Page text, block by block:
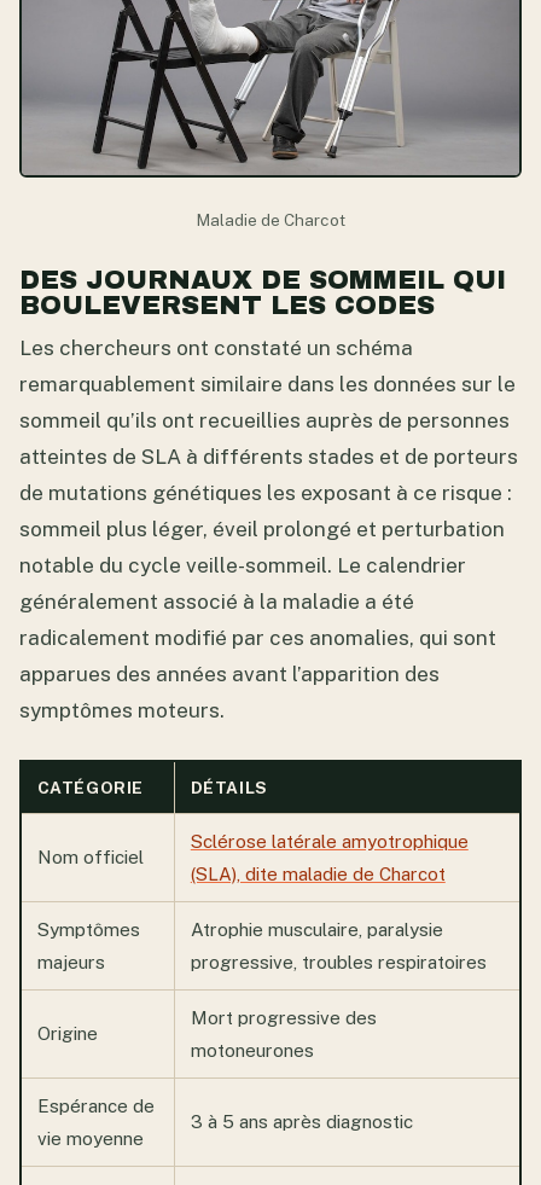
Maladie de Charcot
DES JOURNAUX DE SOMMEIL QUI
BOULEVERSENT LES CODES
Les chercheurs ont constaté un schéma
remarquablement similaire dans les données sur le
sommeil qu’ils ont recueillies auprès de personnes
atteintes de SLA à différents stades et de porteurs
de mutations génétiques les exposant à ce risque :
sommeil plus léger, éveil prolongé et perturbation
notable du cycle veille-sommeil. Le calendrier
généralement associé à la maladie a été
radicalement modifié par ces anomalies, qui sont
apparues des années avant l’apparition des
symptômes moteurs.
CATÉGORIE DÉTAILS
Nom officiel
Sclérose latérale amyotrophique
(SLA), dite maladie de Charcot
Symptômes
majeurs
Atrophie musculaire, paralysie
progressive, troubles respiratoires
Origine
Mort progressive des
motoneurones
Espérance de
vie moyenne
3 à 5 ans après diagnostic